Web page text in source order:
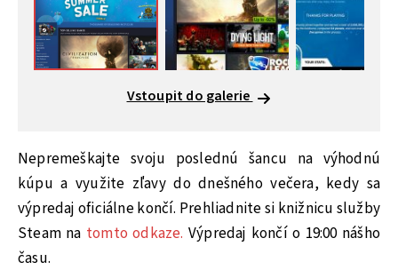
Vstoupit do galerie
Nepremeškajte svoju poslednú šancu na výhodnú
kúpu a využite zľavy do dnešného večera, kedy sa
výpredaj oficiálne končí. Prehliadnite si knižnicu služby
Steam na tomto odkaze. Výpredaj končí o 19:00 nášho
času.